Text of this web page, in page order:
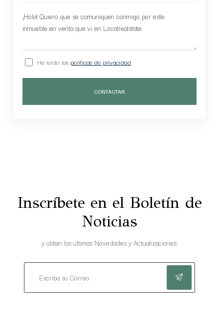
He leído las políticas de privacidad.
CONTACTAR
Inscríbete en el Boletín de
Noticias
y obten las últimas Novedades y Actualizaciones.